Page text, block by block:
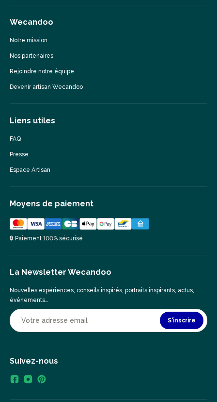
Wecandoo
Notre mission
Nos partenaires
Rejoindre notre équipe
Devenir artisan Wecandoo
Liens utiles
FAQ
Presse
Espace Artisan
Moyens de paiement
🔒 Paiement 100% sécurisé
La Newsletter Wecandoo
Nouvelles expériences, conseils inspirés, portraits inspirants, actus,
événements…
S'inscrire
Suivez-nous